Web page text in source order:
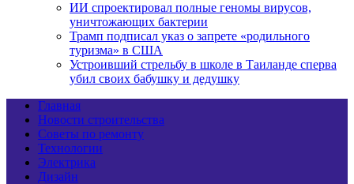
ИИ спроектировал полные геномы вирусов,
уничтожающих бактерии
Трамп подписал указ о запрете «родильного
туризма» в США
Устроивший стрельбу в школе в Таиланде сперва
убил своих бабушку и дедушку
Главная
Новости строительства
Советы по ремонту
Технологии
Электрика
Дизайн